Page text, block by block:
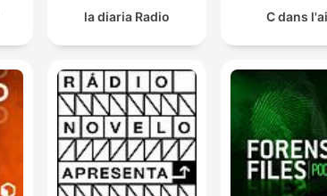
la diaria Radio C dans